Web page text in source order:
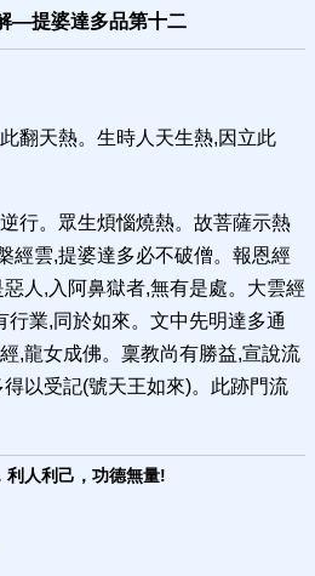
—提婆達多品第十二
翻天熱。生時人天生熱,因立此
行。眾生煩惱燒熱。故菩薩示熱
經雲,提婆達多必不破僧。報恩經
人,入阿鼻獄者,無有是處。大雲經
行業,同於如來。文中先明達多通
,龍女成佛。稟教尚有勝益,宣說流
以受記(號天王如來)。此跡門流
利人利己，功德無量!